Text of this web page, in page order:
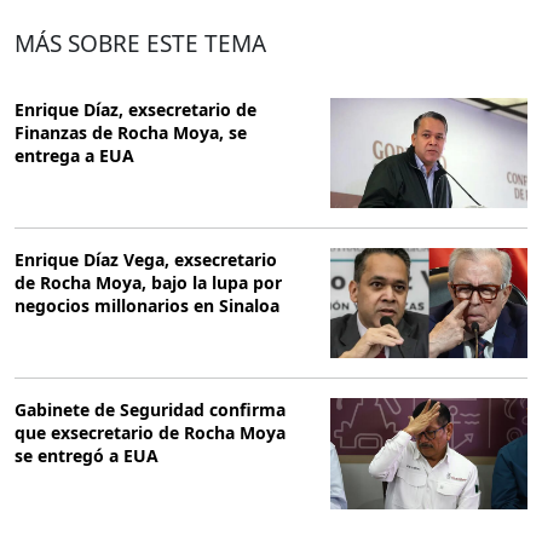
MÁS SOBRE ESTE TEMA
Enrique Díaz, exsecretario de
Finanzas de Rocha Moya, se
entrega a EUA
Enrique Díaz Vega, exsecretario
de Rocha Moya, bajo la lupa por
negocios millonarios en Sinaloa
Gabinete de Seguridad confirma
que exsecretario de Rocha Moya
se entregó a EUA